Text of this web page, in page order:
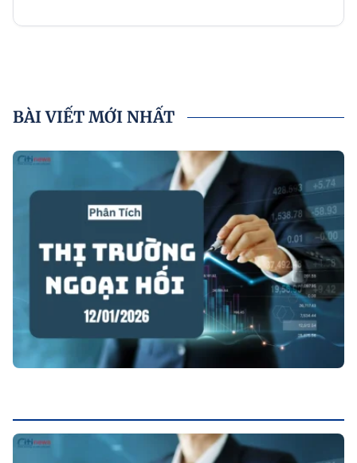
BÀI VIẾT MỚI NHẤT